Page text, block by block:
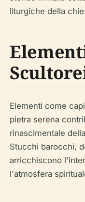
liturgiche della
Elementi come
pietra serena
rinascimentale
Stucchi barocchi,
arricchiscono
l'atmosfera